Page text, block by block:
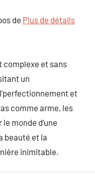
de Plus de détails
complexe et sans
un
et
comme arme, les
monde d’une
beauté et la
inimitable.